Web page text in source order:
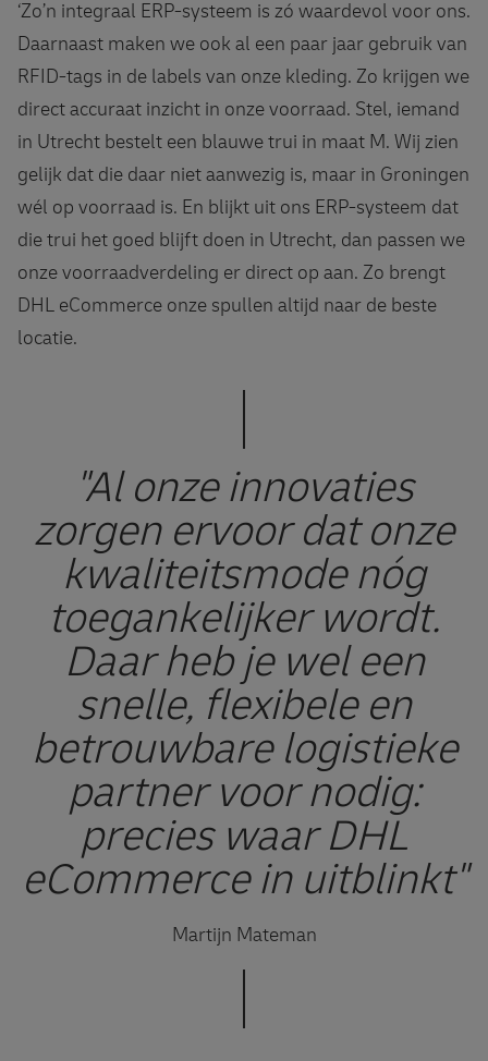
‘Zo’n integraal ERP-systeem is zó waardevol voor ons.
Daarnaast maken we ook al een paar jaar gebruik van
RFID-tags in de labels van onze kleding. Zo krijgen we
direct accuraat inzicht in onze voorraad. Stel, iemand
in Utrecht bestelt een blauwe trui in maat M. Wij zien
gelijk dat die daar niet aanwezig is, maar in Groningen
wél op voorraad is. En blijkt uit ons ERP-systeem dat
die trui het goed blijft doen in Utrecht, dan passen we
onze voorraadverdeling er direct op aan. Zo brengt
DHL eCommerce onze spullen altijd naar de beste
locatie.
"Al onze innovaties
zorgen ervoor dat onze
kwaliteitsmode nóg
toegankelijker wordt.
Daar heb je wel een
snelle, flexibele en
betrouwbare logistieke
partner voor nodig:
precies waar DHL
eCommerce in uitblinkt"
Martijn Mateman